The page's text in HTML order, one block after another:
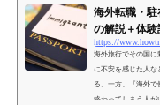
海外転職・駐
の解説＋体験
https://
海外旅行でその国に
に不安を感じた人な
る。一方、『海外
終わってしまう人が